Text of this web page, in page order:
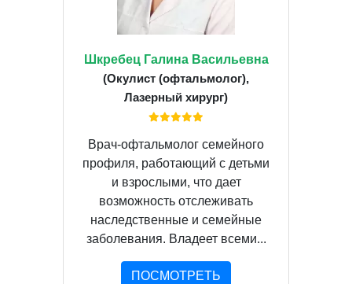
Шкребец Галина Васильевна
(Окулист (офтальмолог),
Лазерный хирург)
Врач-офтальмолог семейного
профиля, работающий с детьми
и взрослыми, что дает
возможность отслеживать
наследственные и семейные
заболевания. Владеет всеми...
ПОСМОТРЕТЬ